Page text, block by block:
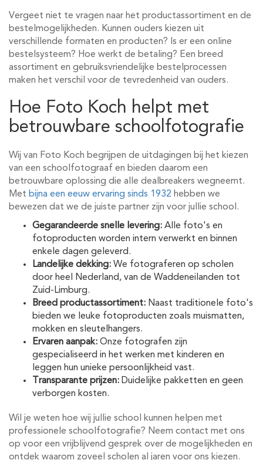
Vergeet niet te vragen naar het productassortiment en de
bestelmogelijkheden. Kunnen ouders kiezen uit
verschillende formaten en producten? Is er een online
bestelsysteem? Hoe werkt de betaling? Een breed
assortiment en gebruiksvriendelijke bestelprocessen
maken het verschil voor de tevredenheid van ouders.
Hoe Foto Koch helpt met
betrouwbare schoolfotografie
Wij van Foto Koch begrijpen de uitdagingen bij het kiezen
van een schoolfotograaf en bieden daarom een
betrouwbare oplossing die alle dealbreakers wegneemt.
Met bijna een eeuw ervaring sinds 1932 hebben we
bewezen dat we de juiste partner zijn voor jullie school.
Gegarandeerde snelle levering: Alle foto's en
fotoproducten worden intern verwerkt en binnen
enkele dagen geleverd.
Landelijke dekking: We fotograferen op scholen
door heel Nederland, van de Waddeneilanden tot
Zuid-Limburg.
Breed productassortiment: Naast traditionele foto's
bieden we leuke fotoproducten zoals muismatten,
mokken en sleutelhangers.
Ervaren aanpak: Onze fotografen zijn
gespecialiseerd in het werken met kinderen en
leggen hun unieke persoonlijkheid vast.
Transparante prijzen: Duidelijke pakketten en geen
verborgen kosten.
Wil je weten hoe wij jullie school kunnen helpen met
professionele schoolfotografie? Neem contact met ons
op voor een vrijblijvend gesprek over de mogelijkheden en
ontdek waarom zoveel scholen al jaren voor ons kiezen.